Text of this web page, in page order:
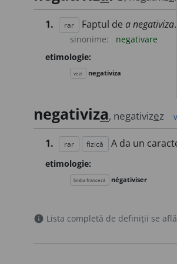
1. rar Faptul de a negativiza.
sinonime:
negativare
etimologie:
vezi negativiza
negativiza, negativizez
1. rar fizică A da un
etimologie:
limba franceză négativiser
info Lista completă de definiții se